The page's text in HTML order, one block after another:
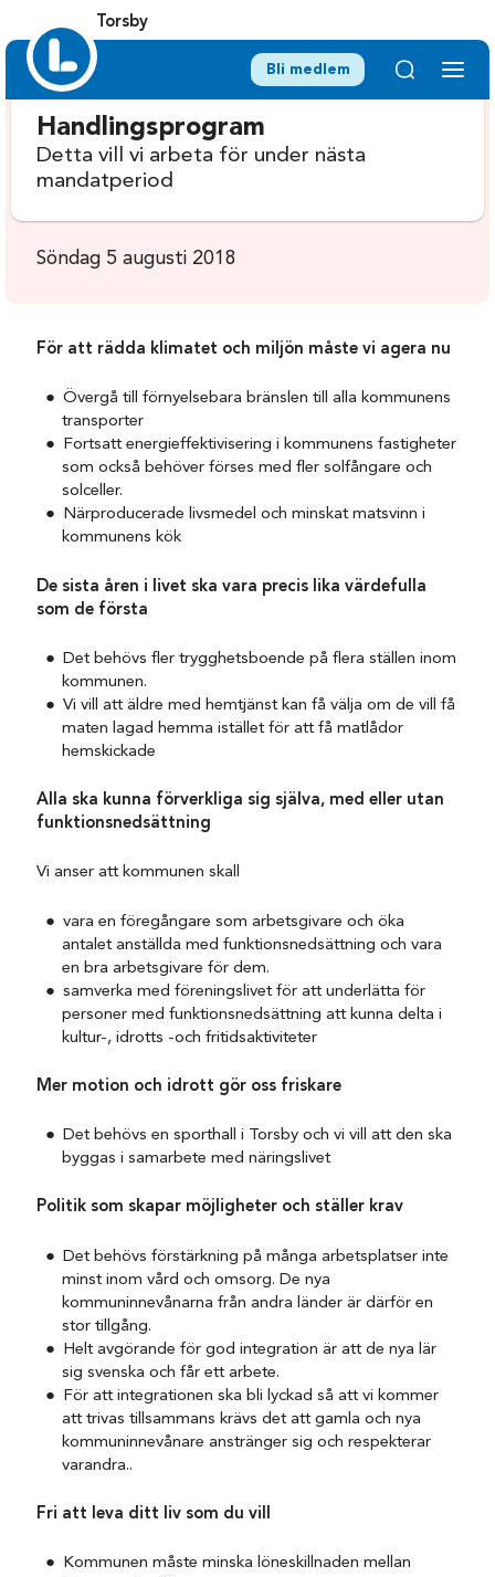
Torsby
Bli medlem
Handlingsprogram
Detta vill vi arbeta för under nästa
mandatperiod
Söndag 5 augusti 2018
För att rädda klimatet och miljön måste vi agera nu
Övergå till förnyelsebara bränslen till alla kommunens
transporter
Fortsatt energieffektivisering i kommunens fastigheter
som också behöver förses med fler solfångare och
solceller.
Närproducerade livsmedel och minskat matsvinn i
kommunens kök
De sista åren i livet ska vara precis lika värdefulla
som de första
Det behövs fler trygghetsboende på flera ställen inom
kommunen.
Vi vill att äldre med hemtjänst kan få välja om de vill få
maten lagad hemma istället för att få matlådor
hemskickade
Alla ska kunna förverkliga sig själva, med eller utan
funktionsnedsättning
Vi anser att kommunen skall
vara en föregångare som arbetsgivare och öka
antalet anställda med funktionsnedsättning och vara
en bra arbetsgivare för dem.
samverka med föreningslivet för att underlätta för
personer med funktionsnedsättning att kunna delta i
kultur-, idrotts -och fritidsaktiviteter
Mer motion och idrott gör oss friskare
Det behövs en sporthall i Torsby och vi vill att den ska
byggas i samarbete med näringslivet
Politik som skapar möjligheter och ställer krav
Det behövs förstärkning på många arbetsplatser inte
minst inom vård och omsorg. De nya
kommuninnevånarna från andra länder är därför en
stor tillgång.
Helt avgörande för god integration är att de nya lär
sig svenska och får ett arbete.
För att integrationen ska bli lyckad så att vi kommer
att trivas tillsammans krävs det att gamla och nya
kommuninnevånare anstränger sig och respekterar
varandra..
Fri att leva ditt liv som du vill
Kommunen måste minska löneskillnaden mellan